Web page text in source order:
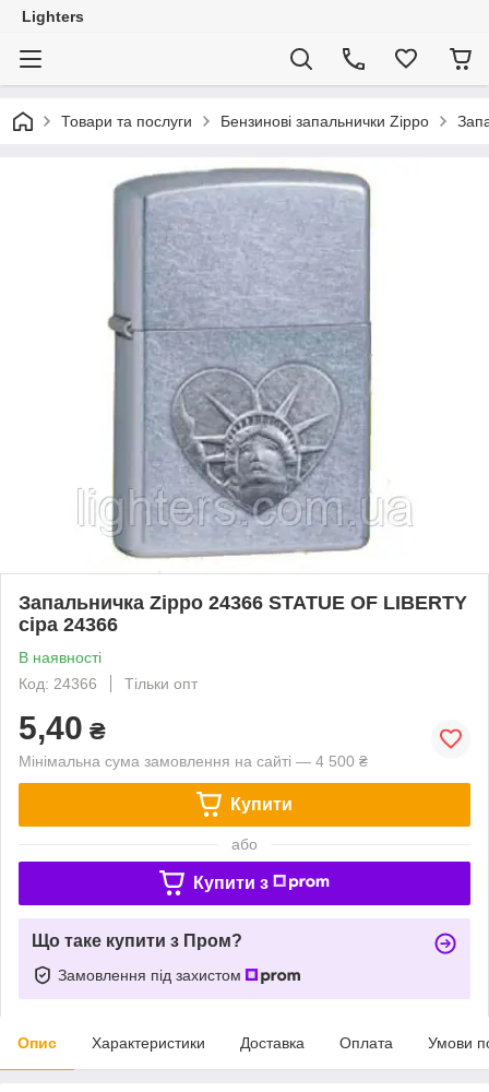
Lighters
Товари та послуги Бензинові запальнички Zippo
Запальничка Zippo 24366 STATUE OF LIBERTY
сіра 24366
В наявності
Код: 24366
Тільки опт
5,40 ₴
Мінімальна сума замовлення на сайті — 4 500 ₴
Купити
або
Купити з
Що таке купити з Пром?
Замовлення під захистом
Опис Характеристики Доставка Оплата Умови